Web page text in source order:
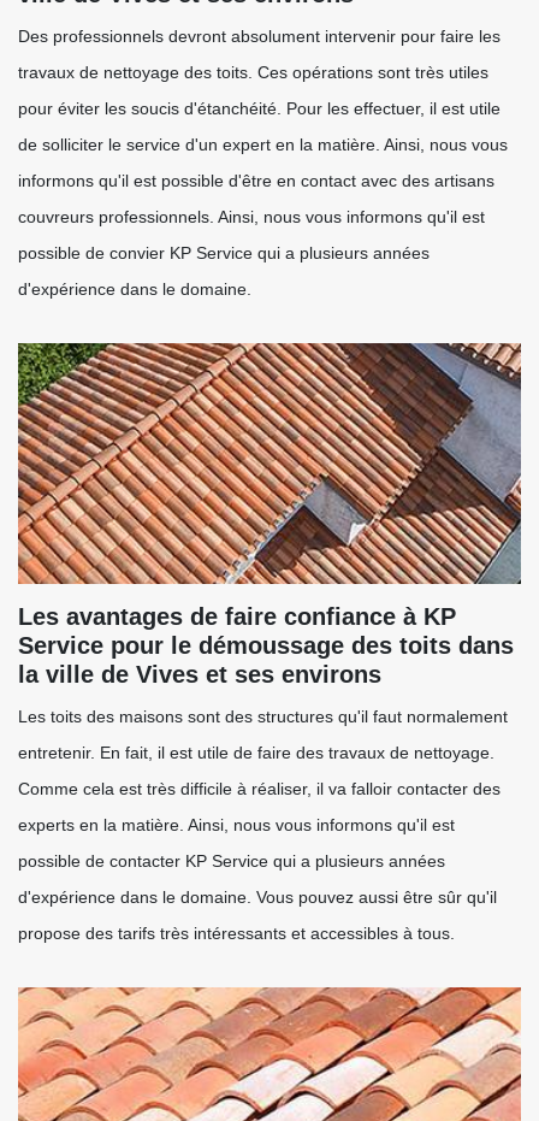
Des professionnels devront absolument intervenir pour faire les
travaux de nettoyage des toits. Ces opérations sont très utiles
pour éviter les soucis d'étanchéité. Pour les effectuer, il est utile
de solliciter le service d'un expert en la matière. Ainsi, nous vous
informons qu'il est possible d'être en contact avec des artisans
couvreurs professionnels. Ainsi, nous vous informons qu'il est
possible de convier KP Service qui a plusieurs années
d'expérience dans le domaine.
Les avantages de faire confiance à KP
Service pour le démoussage des toits dans
la ville de Vives et ses environs
Les toits des maisons sont des structures qu'il faut normalement
entretenir. En fait, il est utile de faire des travaux de nettoyage.
Comme cela est très difficile à réaliser, il va falloir contacter des
experts en la matière. Ainsi, nous vous informons qu'il est
possible de contacter KP Service qui a plusieurs années
d'expérience dans le domaine. Vous pouvez aussi être sûr qu'il
propose des tarifs très intéressants et accessibles à tous.